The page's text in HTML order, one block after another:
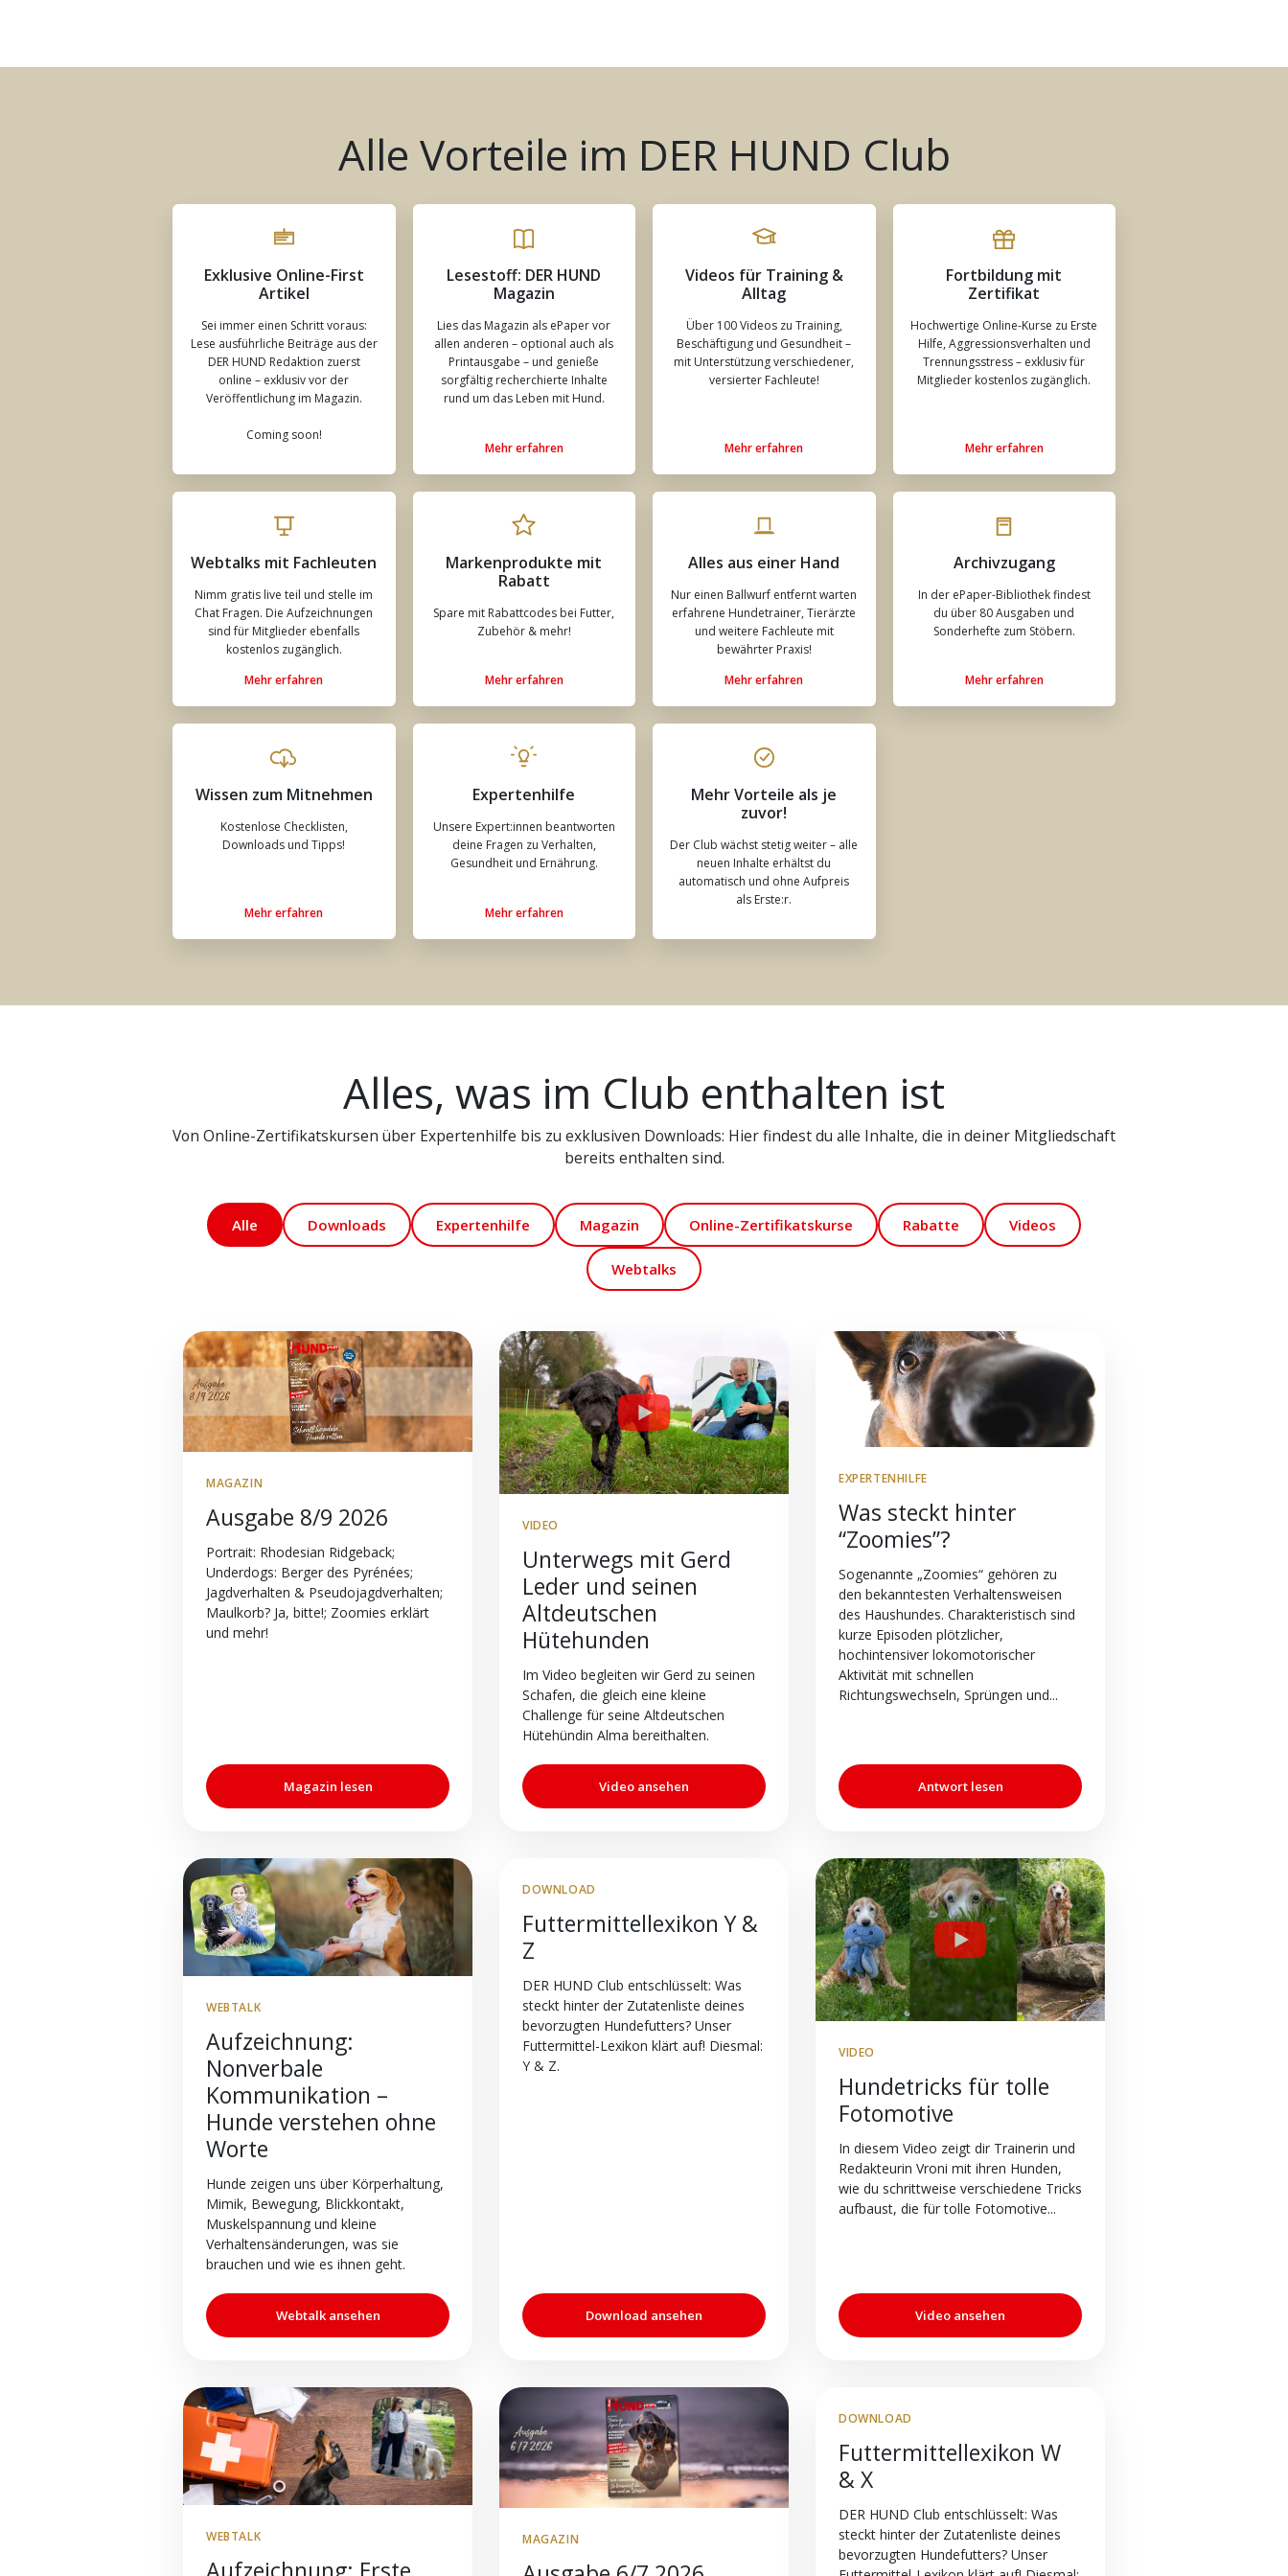
Alle Vorteile im DER HUND Club
Exklusive Online-First
Artikel
Sei immer einen Schritt voraus:
Lese ausführliche Beiträge aus der
DER HUND Redaktion zuerst
online – exklusiv vor der
Veröffentlichung im Magazin.
Coming soon!
Lesestoff: DER HUND
Magazin
Lies das Magazin als ePaper vor
allen anderen – optional auch als
Printausgabe – und genieße
sorgfältig recherchierte Inhalte
rund um das Leben mit Hund.
Mehr erfahren
Videos für Training &
Alltag
Über 100 Videos zu Training,
Beschäftigung und Gesundheit –
mit Unterstützung verschiedener,
versierter Fachleute!
Mehr erfahren
Fortbildung mit
Zertifikat
Hochwertige Online-Kurse zu Erste
Hilfe, Aggressionsverhalten und
Trennungsstress – exklusiv für
Mitglieder kostenlos zugänglich.
Mehr erfahren
Webtalks mit Fachleuten
Nimm gratis live teil und stelle im
Chat Fragen. Die Aufzeichnungen
sind für Mitglieder ebenfalls
kostenlos zugänglich.
Mehr erfahren
Markenprodukte mit
Rabatt
Spare mit Rabattcodes bei Futter,
Zubehör & mehr!
Mehr erfahren
Alles aus einer Hand
Nur einen Ballwurf entfernt warten
erfahrene Hundetrainer, Tierärzte
und weitere Fachleute mit
bewährter Praxis!
Mehr erfahren
Archivzugang
In der ePaper-Bibliothek findest
du über 80 Ausgaben und
Sonderhefte zum Stöbern.
Mehr erfahren
Wissen zum Mitnehmen
Kostenlose Checklisten,
Downloads und Tipps!
Mehr erfahren
Expertenhilfe
Unsere Expert:innen beantworten
deine Fragen zu Verhalten,
Gesundheit und Ernährung.
Mehr erfahren
Mehr Vorteile als je
zuvor!
Der Club wächst stetig weiter – alle
neuen Inhalte erhältst du
automatisch und ohne Aufpreis
als Erste:r.
Alles, was im Club enthalten ist
Von Online-Zertifikatskursen über Expertenhilfe bis zu exklusiven Downloads: Hier findest du alle Inhalte, die in deiner Mitgliedschaft
bereits enthalten sind.
Alle Downloads Expertenhilfe Magazin Online-Zertifikatskurse Rabatte Videos
Webtalks
MAGAZIN
Ausgabe 8/9 2026
Portrait: Rhodesian Ridgeback;
Underdogs: Berger des Pyrénées;
Jagdverhalten & Pseudojagdverhalten;
Maulkorb? Ja, bitte!; Zoomies erklärt
und mehr!
Magazin lesen
VIDEO
Unterwegs mit Gerd
Leder und seinen
Altdeutschen
Hütehunden
Im Video begleiten wir Gerd zu seinen
Schafen, die gleich eine kleine
Challenge für seine Altdeutschen
Hütehündin Alma bereithalten.
Video ansehen
EXPERTENHILFE
Was steckt hinter
“Zoomies”?
Sogenannte „Zoomies“ gehören zu
den bekanntesten Verhaltensweisen
des Haushundes. Charakteristisch sind
kurze Episoden plötzlicher,
hochintensiver lokomotorischer
Aktivität mit schnellen
Richtungswechseln, Sprüngen und...
Antwort lesen
WEBTALK
Aufzeichnung:
Nonverbale
Kommunikation –
Hunde verstehen ohne
Worte
Hunde zeigen uns über Körperhaltung,
Mimik, Bewegung, Blickkontakt,
Muskelspannung und kleine
Verhaltensänderungen, was sie
brauchen und wie es ihnen geht.
Webtalk ansehen
DOWNLOAD
Futtermittellexikon Y &
Z
DER HUND Club entschlüsselt: Was
steckt hinter der Zutatenliste deines
bevorzugten Hundefutters? Unser
Futtermittel-Lexikon klärt auf! Diesmal:
Y & Z.
Download ansehen
VIDEO
Hundetricks für tolle
Fotomotive
In diesem Video zeigt dir Trainerin und
Redakteurin Vroni mit ihren Hunden,
wie du schrittweise verschiedene Tricks
aufbaust, die für tolle Fotomotive...
Video ansehen
WEBTALK MAGAZIN
DOWNLOAD
Futtermittellexikon W
& X
DER HUND Club entschlüsselt: Was
steckt hinter der Zutatenliste deines
bevorzugten Hundefutters? Unser